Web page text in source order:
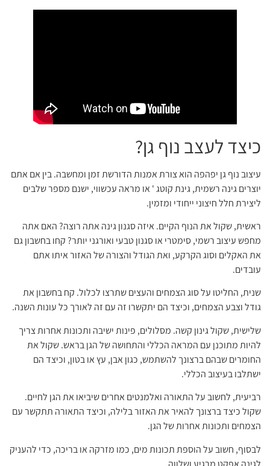
כיצד לעצב נוף גן?
עיצוב נוף גן יפהפה הוא צורת אמנות הדורשת זמן ומחשבה. בין אם אתם
יוצרים גינה רשמית, גינת קוטג ' או מראה עכשווי, ישנם מספר שלבים
ליצירת חלל חיצוני ייחודי ומזמין.
ראשית, שקול את הנוף הקיים. איזה סגנון גינה אתה רוצה? האם אתה
מחפש עיצוב רשמי, סימטרי או סגנון טבעי ואורגני יותר? קחו בחשבון גם
את האקלים וסוג הקרקע, ואת הגודל והצורה של האזור איתו אתם
עובדים.
שנית, החליטו על סוג הצמחים והעצים שתרצו לכלול. קח בחשבון את
גודל וצבע הצמחים, וכיצד הם יתקשרו זה עם זה לאורך כל עונות השנה.
שלישית, שקול גינון קשה. מסלולים, פינות ישיבה ותכונות אחרות צריך
להיות מתוכנן עם המראה הכללי והתחושה של הגן בראש. שקול את
החומרים שבהם ברצונך להשתמש, כגון אבן, עץ או בטון, וכיצד הם
ישתלבו בעיצוב הכללי.
רביעית, לחשוב על התאורה ואלמנטים אחרים שיביאו את הגן לחיים.
שקול כיצד ברצונך להאיר את האזור בלילה, וכיצד התאורה תתקשר עם
הצמחים ותכונות אחרות של הגן.
לבסוף, חשוב על הוספת תכונות מים, כמו מזרקה או בריכה, כדי להעניק